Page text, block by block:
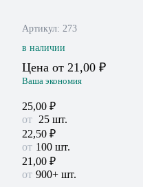
Артикул: 273
в наличии
Цена от 21,00 ₽
Ваша экономия
25,00 ₽
25 шт.
22,50 ₽
100 шт.
21,00 ₽
900+ шт.